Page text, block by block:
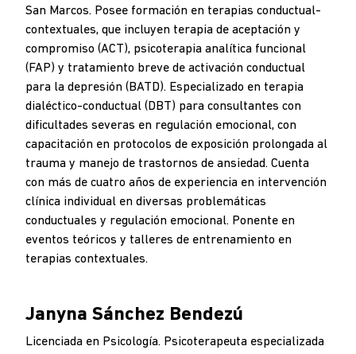
San Marcos. Posee formación en terapias conductual-
contextuales, que incluyen terapia de aceptación y
compromiso (ACT), psicoterapia analítica funcional
(FAP) y tratamiento breve de activación conductual
para la depresión (BATD). Especializado en terapia
dialéctico-conductual (DBT) para consultantes con
dificultades severas en regulación emocional, con
capacitación en protocolos de exposición prolongada al
trauma y manejo de trastornos de ansiedad. Cuenta
con más de cuatro años de experiencia en intervención
clínica individual en diversas problemáticas
conductuales y regulación emocional. Ponente en
eventos teóricos y talleres de entrenamiento en
terapias contextuales.
Janyna Sánchez Bendezú
Licenciada en Psicología. Psicoterapeuta especializada